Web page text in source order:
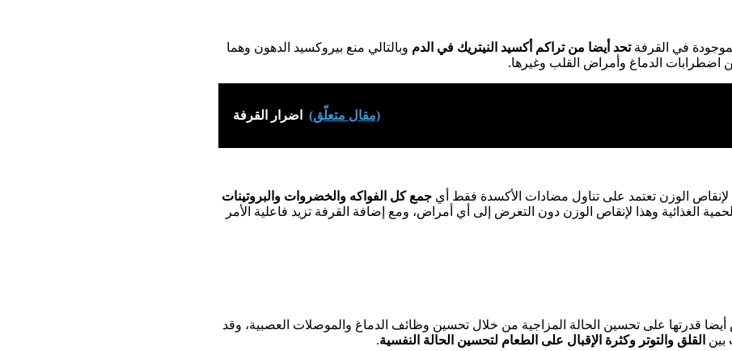
في القرفةتحد أيضا من تراكم أكسيد النيتريك في الدم وبالتالي منع بيروكسيد الدهون وهما
اضطرابات الدماغ وأمراض القلب وغيرها.
(مقال متعلّق) اضرار القرفة
لإنقاص الوزن تعتمد على تناول مضادات الأكسدة فقط أي جمع كل الفواكه والخضروات والبروتينات
الغذائية وهذا لإنقاص الوزن دون التعرض إلى أي أمراض، ومع إضافة القرفة تزيد فاعلية الأمر
قدرتها على تحسين الحالة المزاجية من خلال تحسين وظائف الدماغ والموصلات العصبية، وقد
بين القلق والتوتر وكثرة الإقبال على الطعام لتحسين الحالة النفسية.